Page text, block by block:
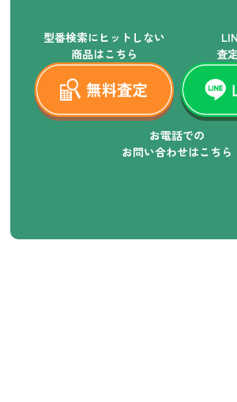
型番検索にヒットしない
商品はこちら
査
お電話での
お問い合わせはこちら